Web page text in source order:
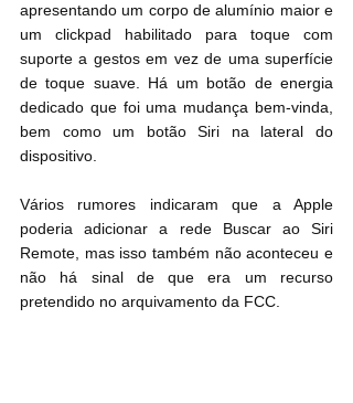
apresentando um corpo de alumínio maior e
um clickpad habilitado para toque com
suporte a gestos em vez de uma superfície
de toque suave. Há um botão de energia
dedicado que foi uma mudança bem-vinda,
bem como um botão ‌Siri‌ na lateral do
dispositivo.
Vários rumores indicaram que a Apple
poderia adicionar a rede Buscar ao ‌Siri‌
Remote, mas isso também não aconteceu e
não há sinal de que era um recurso
pretendido no arquivamento da FCC.